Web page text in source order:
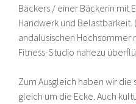
Bäckers / einer Bäckerin mit
Handwerk und Belastbarkeit.
andalusischen Hochsommer
Fitness-Studio nahezu
Zum Ausgleich haben wir
gleich um die Ecke. Auch